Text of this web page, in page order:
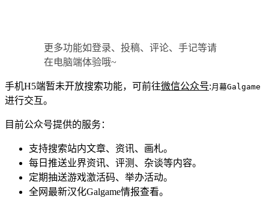
更多功能如登录、投稿、评论、手记等请
在电脑端体验哦~
手机H5端暂未开放搜索功能，可前往微信公众号:月幕Galgame
进行交互。
目前公众号提供的服务：
支持搜索站内文章、资讯、画札。
每日推送业界资讯、评测、杂谈等内容。
定期抽送游戏激活码、举办活动。
全网最新汉化Galgame情报查看。